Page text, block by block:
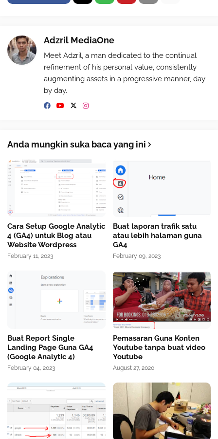
Adzril MediaOne
Meet Adzril, a man dedicated to the continual
refinement of his personal value, consistently
augmenting assets in a progressive manner, day
by day.
Anda mungkin suka baca yang ini
Cara Setup Google Analytic
4 (GA4) untuk Blog atau
Website Wordpress
February 11, 2023
Buat laporan trafik satu
atau lebih halaman guna
GA4
February 09, 2023
Buat Report Single
Landing Page Guna GA4
(Google Analytic 4)
February 04, 2023
Pemasaran Guna Konten
Youtube tanpa buat video
Youtube
August 27, 2020